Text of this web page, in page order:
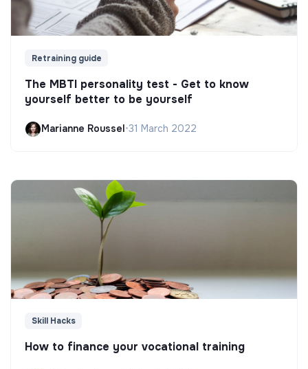
Retraining guide
The MBTI personality test - Get to know
yourself better to be yourself
Marianne Roussel•31 March 2022
Skill Hacks
How to finance your vocational training